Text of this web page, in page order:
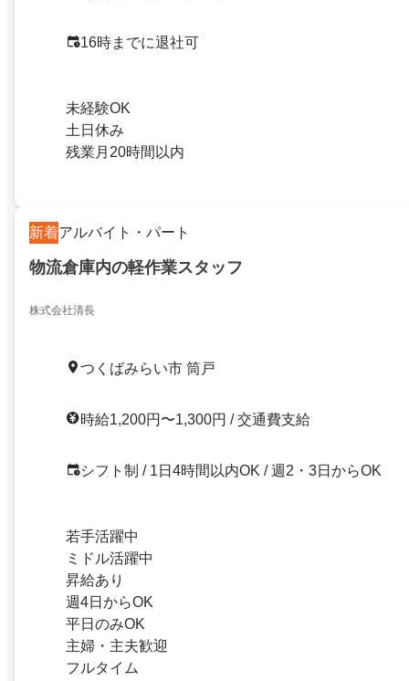
16時までに退社可
未経験OK
土日休み
残業月20時間以内
新着アルバイト・パート
物流倉庫内の軽作業スタッフ
株式会社清長
つくばみらい市 筒戸
時給1,200円〜1,300円 / 交通費支給
シフト制 / 1日4時間以内OK / 週2・3日からOK
若手活躍中
ミドル活躍中
昇給あり
週4日からOK
平日のみOK
主婦・主夫歓迎
フルタイム